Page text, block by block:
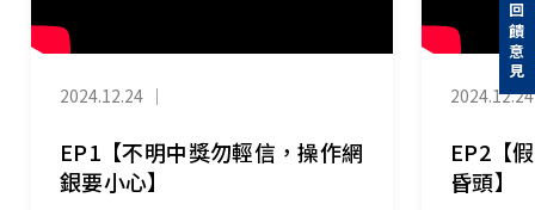
2024.12.24 ｜
EP1【不明中獎勿輕信，操作網
銀要小心】
2024.12.24
EP2【
昏頭】
回饋意見